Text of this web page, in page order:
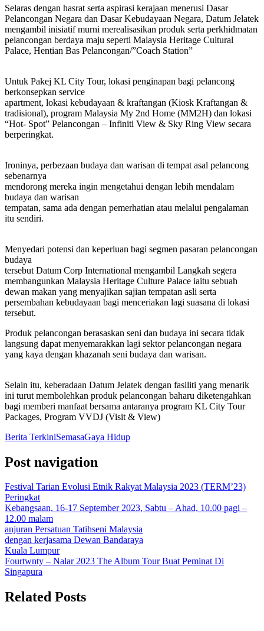
Selaras dengan hasrat serta aspirasi kerajaan menerusi Dasar
Pelancongan Negara dan Dasar Kebudayaan Negara, Datum Jelatek
mengambil inisiatif murni merealisasikan produk serta perkhidmatan
pelancongan berdaya maju seperti Malaysia Heritage Cultural
Palace, Hentian Bas Pelancongan/”Coach Station”
Untuk Pakej KL City Tour, lokasi penginapan bagi pelancong
berkonsepkan service
apartment, lokasi kebudayaan & kraftangan (Kiosk Kraftangan &
tradisional), program Malaysia My 2nd Home (MM2H) dan lokasi
“Hot- Spot” Pelancongan – Infiniti View & Sky Ring View secara
berperingkat.
Ironinya, perbezaan budaya dan warisan di tempat asal pelancong
sebenarnya
mendorong mereka ingin mengetahui dengan lebih mendalam
budaya dan warisan
tempatan, sama ada dengan pemerhatian atau melalui pengalaman
itu sendiri.
Menyedari potensi dan keperluan bagi segmen pasaran pelancongan
budaya
tersebut Datum Corp International mengambil Langkah segera
membangunkan Malaysia Heritage Culture Palace iaitu sebuah
dewan makan yang menyajikan sajian tempatan asli serta
persembahan kebudayaan bagi menceriakan lagi suasana di lokasi
tersebut.
Produk pelancongan berasaskan seni dan budaya ini secara tidak
langsung dapat menyemarakkan lagi sektor pelancongan negara
yang kaya dengan khazanah seni budaya dan warisan.
Selain itu, keberadaan Datum Jelatek dengan fasiliti yang menarik
ini turut membolehkan produk pelancongan baharu diketengahkan
bagi memberi manfaat bersama antaranya program KL City Tour
Packages, Program VVDJ (Visit & View)
Berita TerkiniSemasaGaya Hidup
Post navigation
Festival Tarian Evolusi Etnik Rakyat Malaysia 2023 (TERM’23)
Peringkat
Kebangsaan, 16-17 September 2023, Sabtu – Ahad, 10.00 pagi –
12.00 malam
anjuran Persatuan Tatihseni Malaysia
dengan kerjasama Dewan Bandaraya
Kuala Lumpur
Fourtwnty – Nalar 2023 The Album Tour Buat Peminat Di
Singapura
Related Posts